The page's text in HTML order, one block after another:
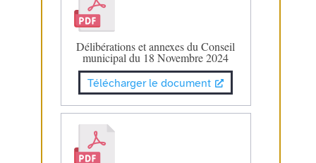
Délibérations et annexes du Conseil
municipal du 18 Novembre 2024
Télécharger le document